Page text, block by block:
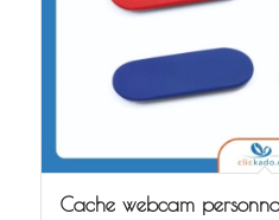
Cache webcam